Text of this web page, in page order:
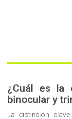
¿Cuál es la
binocular y
La distinción